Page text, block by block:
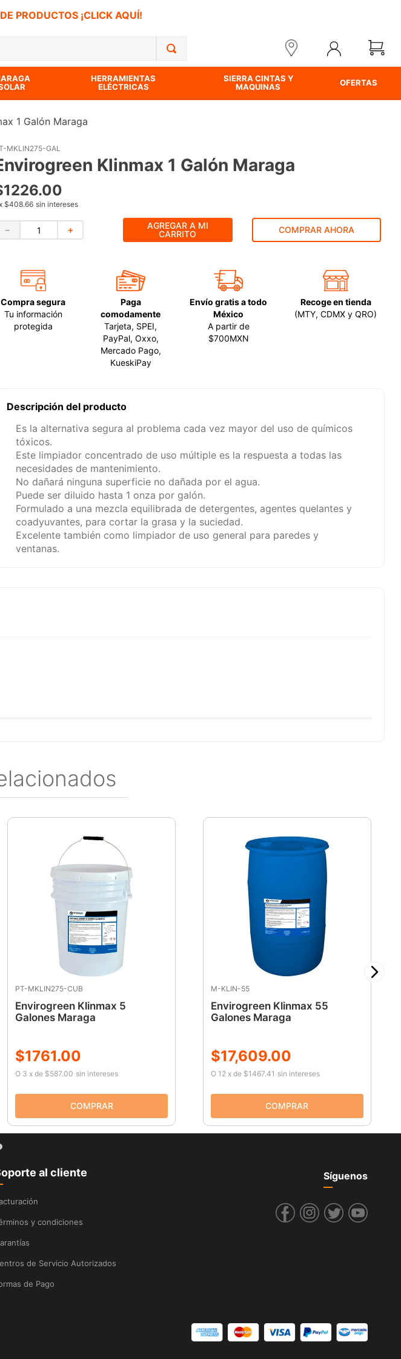
PRODUCTOS ¡CLICK AQUÍ!
HERRAMIENTAS
ELÉCTRICAS
SIERRA CINTAS Y
MAQUINAS
OFERTAS
1 Galón Maraga
MKLIN275-GAL
Klinmax 1 Galón Maraga
1226.00
$408.66 sin intereses
＋
－
AGREGAR A MI
CARRITO
COMPRAR AHORA
Compra segura
Tu información
protegida
Paga
comodamente
Tarjeta, SPEI,
PayPal, Oxxo,
Mercado Pago,
KueskiPay
Envío gratis a todo
México
A partir de
$700MXN
Recoge en tienda
(MTY, CDMX y QRO)
Descripción del producto
Es la alternativa segura al problema cada vez mayor del uso de químicos
tóxicos.
Este limpiador concentrado de uso múltiple es la respuesta a todas las
necesidades de mantenimiento.
No dañará ninguna superficie no dañada por el agua.
Puede ser diluido hasta 1 onza por galón.
Formulado a una mezcla equilibrada de detergentes, agentes quelantes y
coadyuvantes, para cortar la grasa y la suciedad.
Excelente también como limpiador de uso general para paredes y
ventanas.
PT-MKLIN275-CUB
Envirogreen Klinmax 5
Galones Maraga
$1761.00
O 3 x de $587.00 sin intereses
M-KLIN-55
Envirogreen Klinmax 55
Galones Maraga
$17,609.00
O 12 xde $1467.41 sin intereses
al cliente
y condiciones
de Servicio Autorizados
de Pago
Síguenos